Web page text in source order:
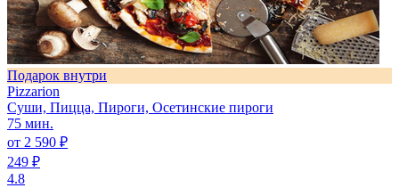
Подарок внутри
Pizzarion
Суши, Пицца, Пироги, Осетинские пироги
75 мин.
от 2 590 ₽
249 ₽
4.8